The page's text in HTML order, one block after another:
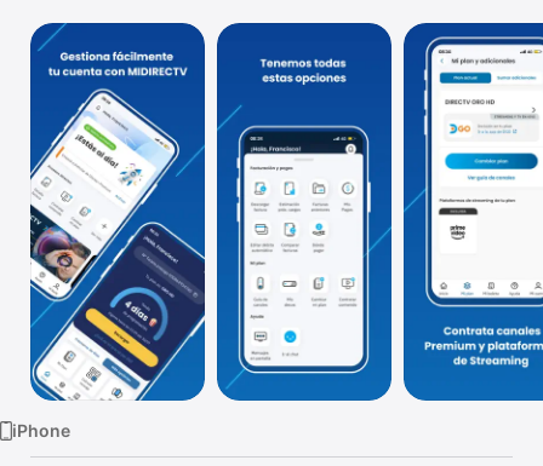
iPad
Mac
Watch
TV
iPhone